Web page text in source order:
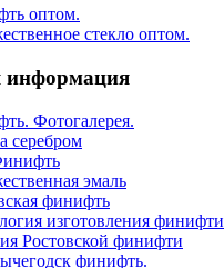
оптом.
стекло оптом.
информация
Фотогалерея.
серебром
эмаль
финифть
изготовления финифти
Ростовской финифти
финифть.